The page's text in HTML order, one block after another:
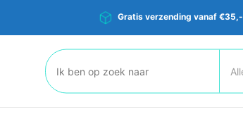
Gratis verzending vanaf €35,-
Zoeken: